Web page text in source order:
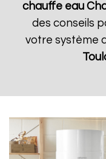
chauffe eau
des conseils
votre système